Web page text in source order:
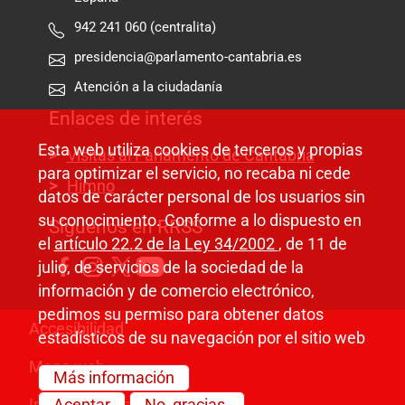
942 241 060 (centralita)
presidencia@parlamento-cantabria.es
Atención a la ciudadanía
Enlaces de interés
Visitas al Parlamento de Cantabria
Himno
Síguenos en RRSS
Pie de página
Accesibilidad
Mapa web
Esta web utiliza cookies de terceros y propias
para optimizar el servicio, no recaba ni cede
datos de carácter personal de los usuarios sin
su conocimiento. Conforme a lo dispuesto en
el artículo 22.2 de la Ley 34/2002 , de 11 de
julio, de servicios de la sociedad de la
información y de comercio electrónico,
pedimos su permiso para obtener datos
estadísticos de su navegación por el sitio web
Más información